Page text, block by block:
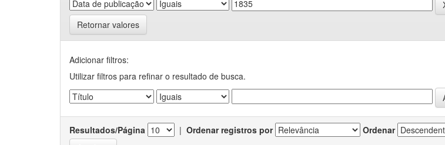
Retornar valores
Adicionar filtros:
Utilizar filtros para refinar o resultado de busca.
Resultados/Página | Ordenar registros por Ordenar